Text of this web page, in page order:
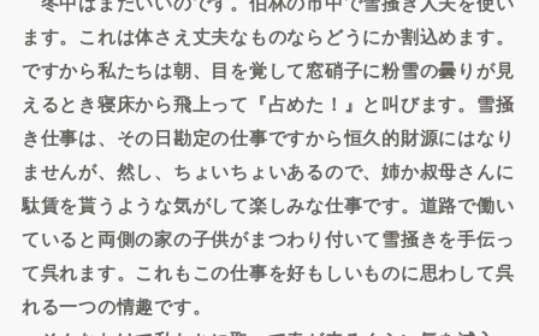
ます。これは体さえ丈夫なものならどうにか割込めます。
ですから私たちは朝、目を覚して窓硝子に粉雪の曇りが見
えるとき寝床から飛上って『占めた！』と叫びます。雪掻
き仕事は、その日勘定の仕事ですから恒久的財源にはなり
ませんが、然し、ちょいちょいあるので、姉か叔母さんに
駄賃を貰うような気がして楽しみな仕事です。道路で働い
ていると両側の家の子供がまつわり付いて雪掻きを手伝っ
て呉れます。これもこの仕事を好もしいものに思わして呉
れる一つの情趣です。